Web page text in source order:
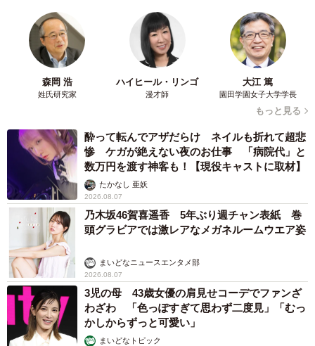
Twitterアカウント：
https://twitter.com/fujikoinoue2
「山肉デリ」
所在地：大阪市阿倍野区阪南町6-6-18
森岡 浩
姓氏研究家
ハイヒール・リンゴ
漫才師
大江 篤
園田学園女子大学学長
もっと見る
酔って転んでアザだらけ ネイルも折れて超悲
惨 ケガが絶えない夜のお仕事 「病院代」と
数万円を渡す神客も！【現役キャストに取材】
たかなし 亜妖
2026.08.07
乃木坂46賀喜遥香 5年ぶり週チャン表紙 巻
頭グラビアでは激レアなメガネルームウエア姿
まいどなニュースエンタメ部
2026.08.07
3児の母 43歳女優の肩見せコーデでファンざ
わざわ 「色っぽすぎて思わず二度見」「むっ
かしからずっと可愛い」
まいどなトピック